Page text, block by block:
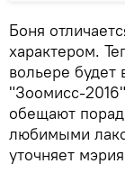
Боня
характером.
вольере будет
"Зоомисс-
обещают
любимыми
уточняет